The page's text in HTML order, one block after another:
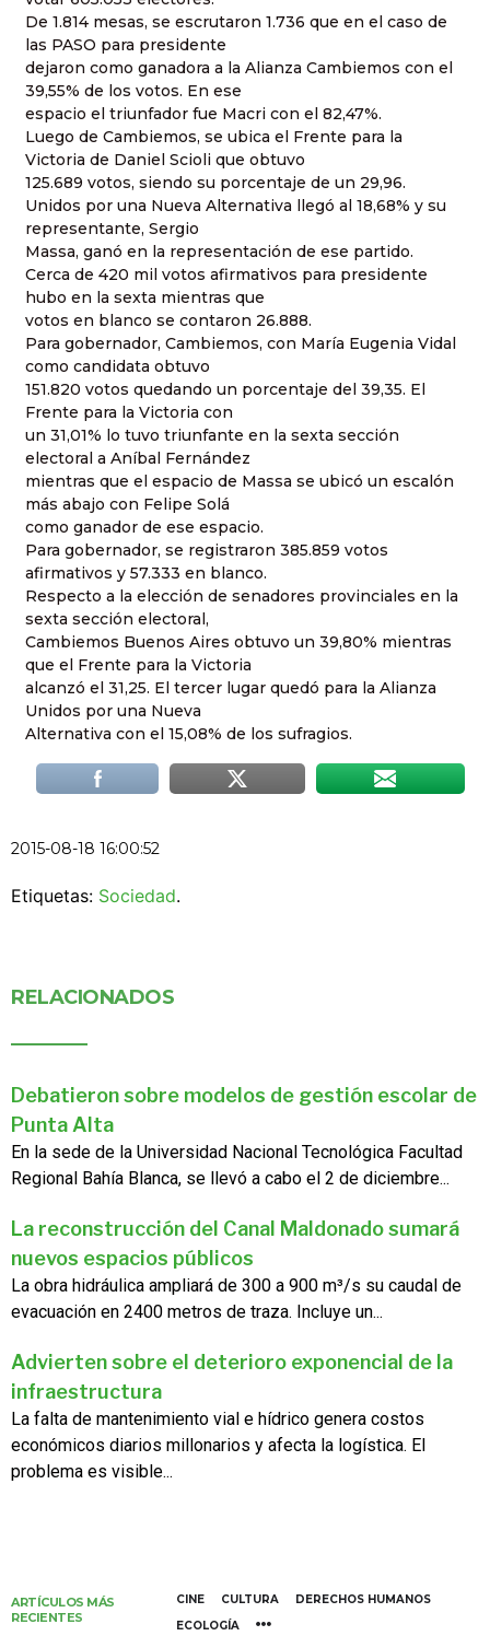
De 1.814 mesas, se escrutaron 1.736 que en el caso de
las PASO para presidente
dejaron como ganadora a la Alianza Cambiemos con el
39,55% de los votos. En ese
espacio el triunfador fue Macri con el 82,47%.
Luego de Cambiemos, se ubica el Frente para la
Victoria de Daniel Scioli que obtuvo
125.689 votos, siendo su porcentaje de un 29,96.
Unidos por una Nueva Alternativa llegó al 18,68% y su
representante, Sergio
Massa, ganó en la representación de ese partido.
Cerca de 420 mil votos afirmativos para presidente
hubo en la sexta mientras que
votos en blanco se contaron 26.888.
Para gobernador, Cambiemos, con María Eugenia Vidal
como candidata obtuvo
151.820 votos quedando un porcentaje del 39,35. El
Frente para la Victoria con
un 31,01% lo tuvo triunfante en la sexta sección
electoral a Aníbal Fernández
mientras que el espacio de Massa se ubicó un escalón
más abajo con Felipe Solá
como ganador de ese espacio.
Para gobernador, se registraron 385.859 votos
afirmativos y 57.333 en blanco.
Respecto a la elección de senadores provinciales en la
sexta sección electoral,
Cambiemos Buenos Aires obtuvo un 39,80% mientras
que el Frente para la Victoria
alcanzó el 31,25. El tercer lugar quedó para la Alianza
Unidos por una Nueva
Alternativa con el 15,08% de los sufragios.
2015-08-18 16:00:52
Etiquetas: Sociedad.
RELACIONADOS
Debatieron sobre modelos de gestión escolar de
Punta Alta
En la sede de la Universidad Nacional Tecnológica Facultad
Regional Bahía Blanca, se llevó a cabo el 2 de diciembre...
La reconstrucción del Canal Maldonado sumará
nuevos espacios públicos
La obra hidráulica ampliará de 300 a 900 m³/s su caudal de
evacuación en 2400 metros de traza. Incluye un...
Advierten sobre el deterioro exponencial de la
infraestructura
La falta de mantenimiento vial e hídrico genera costos
económicos diarios millonarios y afecta la logística. El
problema es visible...
ARTÍCULOS MÁS
RECIENTES
CINE CULTURA
DERECHOS HUMANOS
ECOLOGÍA